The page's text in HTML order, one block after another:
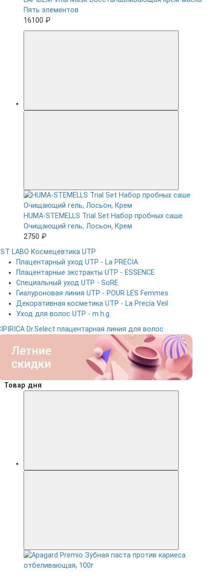
Пять элементов
16100 ₽
HUMA-STEMELLS Trial Set Набор пробных саше
Очищающий гель, Лосьон, Крем
2750 ₽
LABO Космецевтика UTP
Плацентарный уход UTP - La PRECIA
Плацентарные экстракты UTP - ESSENCE
Специальный уход UTP - SoRE
Гиалуроновая линия UTP - POUR LES Femmes
Декоративная косметика UTP - La Precia Veil
Уход для волос UTP - m.h.g.
Dr.Select плацентарная линия для волос
Товар дня